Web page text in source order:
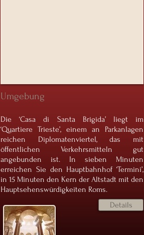
Umgebung
Die ‘Casa di Santa Brigida’ liegt im
‘Quartiere Trieste’, einem an Parkanlagen
reichen Diplomatenviertel, das mit
öffentlichen Verkehrsmitteln gut
angebunden ist. In sieben Minuten
erreichen Sie den Hauptbahnhof ‘Termini’,
in 15 Minuten den Kern der Altstadt mit den
Hauptsehenswürdigkeiten Roms.
Details